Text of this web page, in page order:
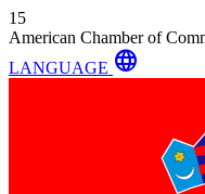
15
American Chamber of
LANGUAGE language